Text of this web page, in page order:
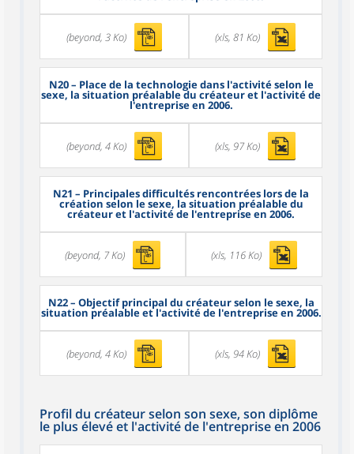
(beyond, 3 Ko) (xls, 81 Ko)
N20– Place de la technologie dans l'activité selon le
sexe, la situation préalable du créateur et l'activité de
l'entreprise en 2006.
(beyond, 4 Ko) (xls, 97 Ko)
N21 – Principales difficultés rencontrées lors de la
création selon le sexe, la situation préalable du
créateur et l'activité de l'entreprise en 2006.
(beyond, 7 Ko) (xls, 116 Ko)
N22– Objectif principal du créateur selon le sexe, la
situation préalable et l'activité de l'entreprise en 2006.
(beyond, 4 Ko) (xls, 94 Ko)
Profil du créateur selon son sexe, son diplôme
le plus élevé et l'activité de l'entreprise en 2006